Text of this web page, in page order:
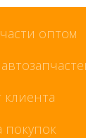
оптом
клиента
покупок